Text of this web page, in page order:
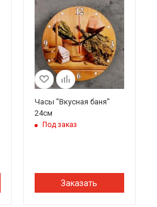
Часы "Вкусная баня"
24см
Под заказ
Заказать